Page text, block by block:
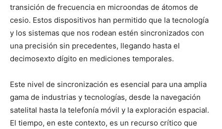
transición de frecuencia en microondas de átomos de
cesio. Estos dispositivos han permitido que la tecnología
y los sistemas que nos rodean estén sincronizados con
una precisión sin precedentes, llegando hasta el
decimosexto dígito en mediciones temporales.
Este nivel de sincronización es esencial para una amplia
gama de industrias y tecnologías, desde la navegación
satelital hasta la telefonía móvil y la exploración espacial.
El tiempo, en este contexto, es un recurso crítico que